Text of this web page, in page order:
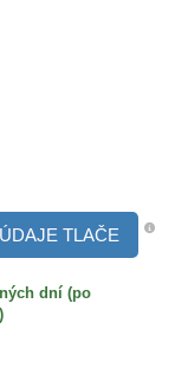
TLAČE
dní (po